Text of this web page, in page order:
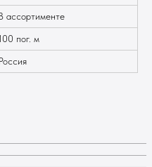
ассортименте
пог. м